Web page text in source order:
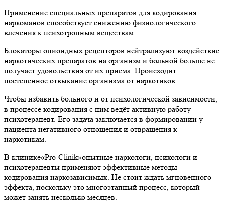
Применение специальных препаратов для кодирования
наркоманов способствует снижению физиологического
влечения к психотропным веществам.
Блокаторы опиоидных рецепторов нейтрализуют воздействие
наркотических препаратов на организм и больной больше не
получает удовольствия от их приёма. Происходит
постепенное отвыкание организма от наркотиков.
Чтобы избавить больного и от психологической зависимости,
в процессе кодирования с ним ведёт активную работу
психотерапевт. Его задача заключается в формировании у
пациента негативного отношения и отвращения к
наркотикам.
В клинике«Pro-Clinik»опытные наркологи, психологи и
психотерапевты применяют эффективные методы
кодирования наркозависимых. Не стоит ждать мгновенного
эффекта, поскольку это многоэтапный процесс, который
может занять несколько месяцев.